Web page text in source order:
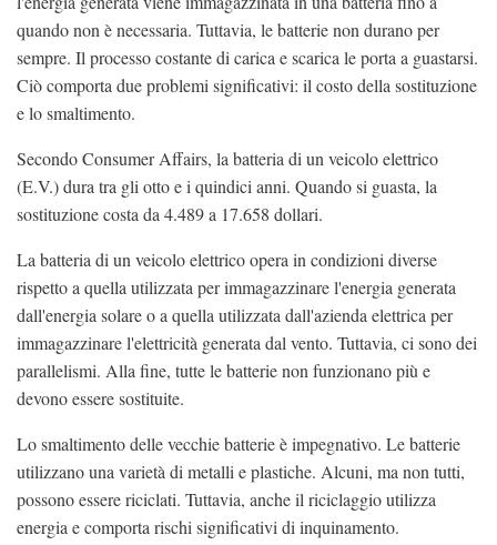
quando non è necessaria. Tuttavia, le batterie non durano per
sempre. Il processo costante di carica e scarica le porta a guastarsi.
Ciò comporta due problemi significativi: il costo della sostituzione
e lo smaltimento.
Secondo Consumer Affairs, la batteria di un veicolo elettrico
(E.V.) dura tra gli otto e i quindici anni. Quando si guasta, la
sostituzione costa da 4.489 a 17.658 dollari.
La batteria di un veicolo elettrico opera in condizioni diverse
rispetto a quella utilizzata per immagazzinare l'energia generata
dall'energia solare o a quella utilizzata dall'azienda elettrica per
immagazzinare l'elettricità generata dal vento. Tuttavia, ci sono dei
parallelismi. Alla fine, tutte le batterie non funzionano più e
devono essere sostituite.
Lo smaltimento delle vecchie batterie è impegnativo. Le batterie
utilizzano una varietà di metalli e plastiche. Alcuni, ma non tutti,
possono essere riciclati. Tuttavia, anche il riciclaggio utilizza
energia e comporta rischi significativi di inquinamento.